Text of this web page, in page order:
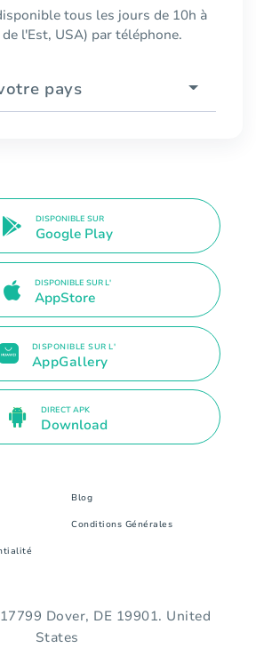
tous les jours de 10h à
l'Est, USA) par téléphone.
pays
DISPONIBLE SUR
Google Play
DISPONIBLE SUR L'
AppStore
DISPONIBLE SUR L'
AppGallery
DIRECT APK
Download
Blog
Conditions Générales
Dover, DE 19901. United
States